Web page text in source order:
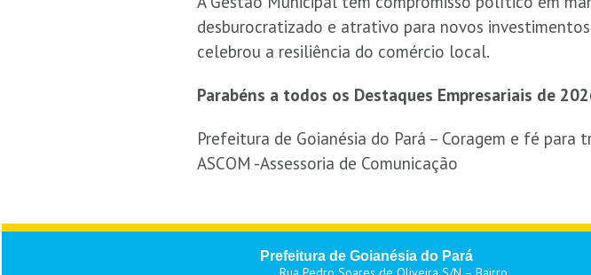
desburocratizado e atrativo para novos
celebrou a resiliência do comércio local.
Parabéns a todos os Destaques Empresariais de
Prefeitura de Goianésia do Pará – Coragem e fé para
ASCOM -Assessoria de Comunicação
Prefeitura de Goianésia do Pará